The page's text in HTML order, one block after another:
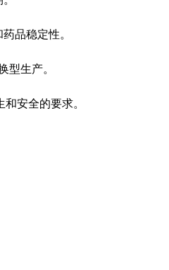
品稳定性。
型生产。
安全的要求。